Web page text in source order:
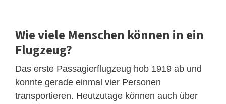
Wie viele Menschen können in ein
Flugzeug?
Das erste Passagierflugzeug hob 1919 ab und
konnte gerade einmal vier Personen
transportieren. Heutzutage können auch über